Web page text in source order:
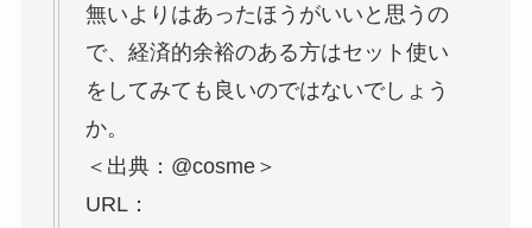
無いよりはあったほうがいいと思うの
で、経済的余裕のある方はセット使い
をしてみても良いのではないでしょう
か。
＜出典：@cosme＞
URL：